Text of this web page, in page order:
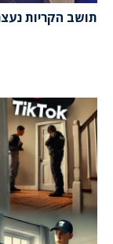
תושב הקריות